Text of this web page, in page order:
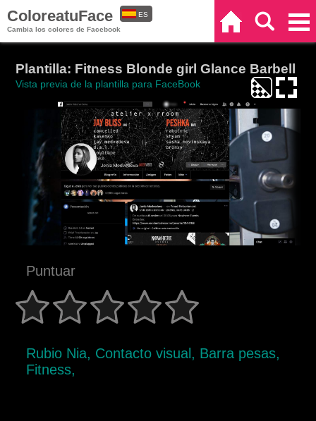
ColoreatuFace
Cambia los colores de Facebook
ES
Plantilla: Fitness Blonde girl Glance Barbell
Vista previa de la plantilla para FaceBook
Puntuar
Rubio Nia, Contacto visual, Barra pesas,
Fitness,